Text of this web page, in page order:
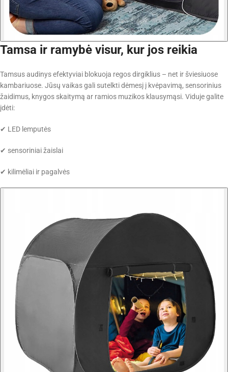
Tamsa ir ramybė visur, kur jos reikia
Tamsus audinys efektyviai blokuoja regos dirgiklius – net ir šviesiuose
kambariuose. Jūsų vaikas gali sutelkti dėmesį į kvėpavimą, sensorinius
žaidimus, knygos skaitymą ar ramios muzikos klausymąsi. Viduje galite
įdėti:
✔ LED lemputės
✔ sensoriniai žaislai
✔ kilimėliai ir pagalvės